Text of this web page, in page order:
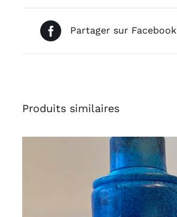
Partager sur Facebook
Produits similaires